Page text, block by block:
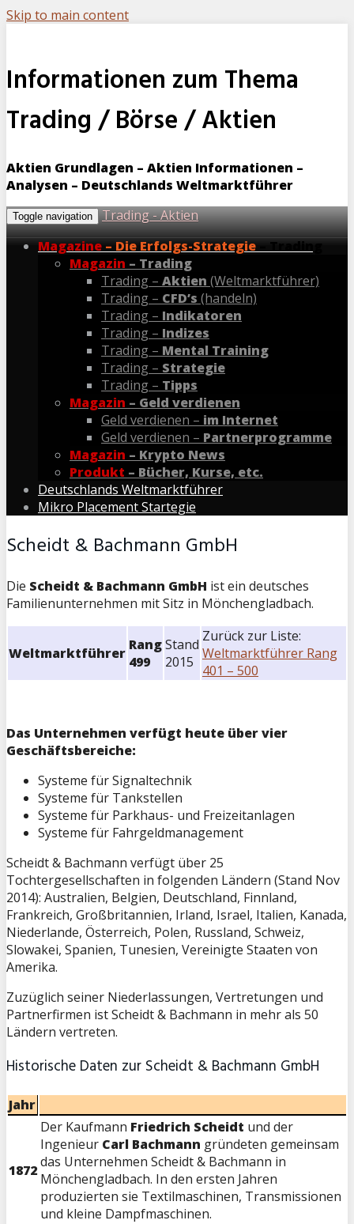
Skip to main content
Informationen zum Thema
Trading / Börse / Aktien
Aktien Grundlagen – Aktien Informationen –
Analysen – Deutschlands Weltmarktführer
Toggle navigation
Trading - Aktien
Magazine – Die Erfolgs-Strategie – Trading
Magazin – Trading
Trading – Aktien (Weltmarktführer)
Trading – CFD’s (handeln)
Trading – Indikatoren
Trading – Indizes
Trading – Mental Training
Trading – Strategie
Trading – Tipps
Magazin – Geld verdienen
Geld verdienen – im Internet
Geld verdienen – Partnerprogramme
Magazin – Krypto News
Produkt – Bücher, Kurse, etc.
Deutschlands Weltmarktführer
Mikro Placement Startegie
Scheidt & Bachmann GmbH
Die Scheidt & Bachmann GmbH ist ein deutsches
Familienunternehmen mit Sitz in Mönchengladbach.
Weltmarktführer Rang
499
Stand
2015
Zurück zur Liste:
Weltmarktführer Rang
401 – 500
Das Unternehmen verfügt heute über vier
Geschäftsbereiche:
Systeme für Signaltechnik
Systeme für Tankstellen
Systeme für Parkhaus- und Freizeitanlagen
Systeme für Fahrgeldmanagement
Scheidt & Bachmann verfügt über 25
Tochtergesellschaften in folgenden Ländern (Stand Nov
2014): Australien, Belgien, Deutschland, Finnland,
Frankreich, Großbritannien, Irland, Israel, Italien, Kanada,
Niederlande, Österreich, Polen, Russland, Schweiz,
Slowakei, Spanien, Tunesien, Vereinigte Staaten von
Amerika.
Zuzüglich seiner Niederlassungen, Vertretungen und
Partnerfirmen ist Scheidt & Bachmann in mehr als 50
Ländern vertreten.
Historische Daten zur Scheidt & Bachmann GmbH
Jahr
1872
Der Kaufmann Friedrich Scheidt und der
Ingenieur Carl Bachmann gründeten gemeinsam
das Unternehmen Scheidt & Bachmann in
Mönchengladbach. In den ersten Jahren
produzierten sie Textilmaschinen, Transmissionen
und kleine Dampfmaschinen.